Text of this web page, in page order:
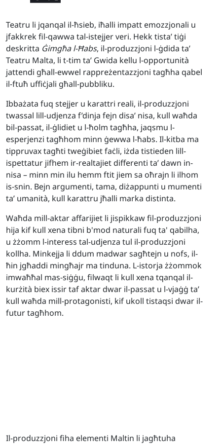
Teatru li jqanqal il-ħsieb, iħalli impatt emozzjonali u
jfakkrek fil-qawwa tal-istejjer veri. Hekk tista’ tiġi
deskritta Ġimgħa l-Ħabs, il-produzzjoni l-ġdida ta’
Teatru Malta, li t-tim ta’ Gwida kellu l-opportunità
jattendi għall-ewwel rappreżentazzjoni tagħha qabel
il-ftuħ uffiċjali għall-pubbliku.
Ibbażata fuq stejjer u karattri reali, il-produzzjoni
twassal lill-udjenza f’dinja fejn disa’ nisa, kull waħda
bil-passat, il-ġlidiet u l-ħolm tagħha, jaqsmu l-
esperjenzi tagħhom minn ġewwa l-ħabs. Il-kitba ma
tippruvax tagħti tweġibiet faċli, iżda tistieden lill-
ispettatur jifhem ir-realtajiet differenti ta’ dawn in-
nisa – minn min ilu hemm ftit jiem sa oħrajn li ilhom
is-snin. Bejn argumenti, tama, diżappunti u mumenti
ta’ umanità, kull karattru jħalli marka distinta.
Waħda mill-aktar affarijiet li jispikkaw fil-produzzjoni
hija kif kull xena tibni b'mod naturali fuq ta' qabilha,
u żżomm l-interess tal-udjenza tul il-produzzjoni
kollha. Minkejja li ddum madwar sagħtejn u nofs, il-
ħin jgħaddi mingħajr ma tinduna. L-istorja żżommok
imwaħħal mas-siġġu, filwaqt li kull xena tqanqal il-
kurżità biex issir taf aktar dwar il-passat u l-vjaġġ ta’
kull waħda mill-protagonisti, kif ukoll tistaqsi dwar il-
futur tagħhom.
Il-produzzjoni fiha elementi Maltin li jagħtuha